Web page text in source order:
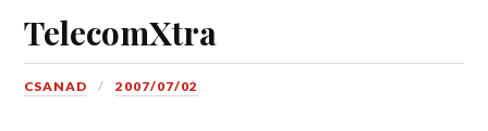
TelecomXtra
CSANAD 2007/07/02